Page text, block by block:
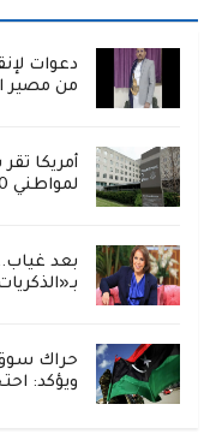
دعوات
من مصير
لمواطني 50 دولة
بعد
حراك
ويؤكد: